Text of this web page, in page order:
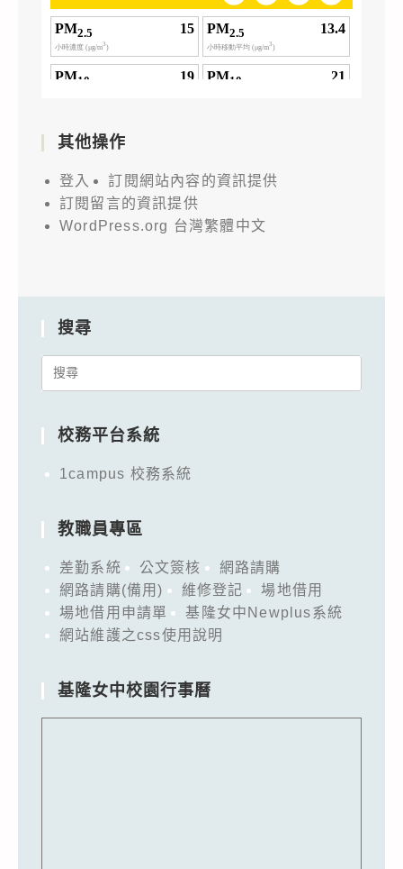
其他操作
登入
訂閱網站內容的資訊提供
訂閱留言的資訊提供
WordPress.org 台灣繁體中文
搜尋
Search
校務平台系統
1campus 校務系統
教職員專區
差勤系統 公文簽核
網路請購
網路請購(備用)
維修登記
場地借用
場地借用申請單
基隆女中Newplus系統
網站維護之css使用說明
基隆女中校園行事曆